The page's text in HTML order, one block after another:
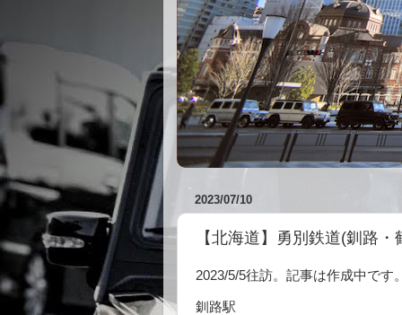
2023/07/10
【北海道】勇別鉄道(釧路・
2023/5/5往訪。記事は作成中です
釧路駅